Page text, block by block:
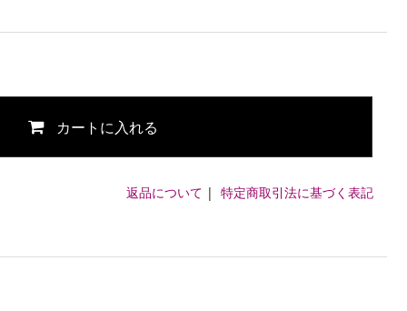
カートに入れる
返品について | 特定商取引法に基づく表記